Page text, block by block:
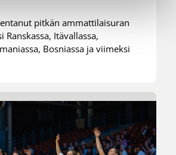
pitkän ammattilaisuran
Ranskassa, Itävallassa,
Bosniassa ja viimeksi